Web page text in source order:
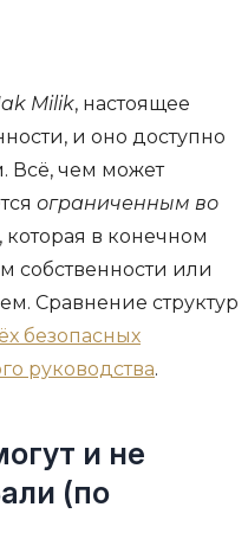
Milik, настоящее
и оно доступно
Всё, чем может
ограниченным во
которая в конечном
собственности или
Сравнение структур
безопасных
руководства.
и не
(по